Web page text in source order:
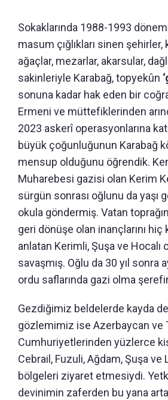
Sokaklarında 1988-1993
masum çığlıkları sinen şehirler,
ağaçlar, mezarlar, akarsular,
sakinleriyle Karabağ, topyekûn
sonuna kadar hak eden bir
Ermeni ve müttefiklerinden
2023 askerî operasyonlarına
büyük çoğunluğunun Karabağ
mensup olduğunu öğrendik.
Muharebesi gazisi olan Kerim
sürgün sonrası oğlunu da yaşı
okula göndermiş. Vatan
geri dönüşe olan inançlarını
anlatan Kerimli, Şuşa ve Hocalı
savaşmış. Oğlu da 30 yıl sonra
ordu saflarında gazi olma
Gezdiğimiz beldelerde kayda
gözlemimiz ise Azerbaycan ve
Cumhuriyetlerinden yüzlerce
Cebrail, Fuzuli, Ağdam, Şuşa ve
bölgeleri ziyaret etmesiydi.
devinimin zaferden bu yana